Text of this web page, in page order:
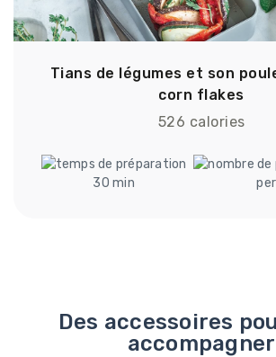
Tians de légumes et son
corn flakes
526 calories
30 min
Des accessoires
accompagner